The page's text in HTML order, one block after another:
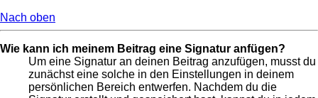
Nach oben
Wie kann ich meinem Beitrag eine Signatur anfügen?
Um eine Signatur an deinen Beitrag anzufügen, musst du
zunächst eine solche in den Einstellungen in deinem
persönlichen Bereich entwerfen. Nachdem du die